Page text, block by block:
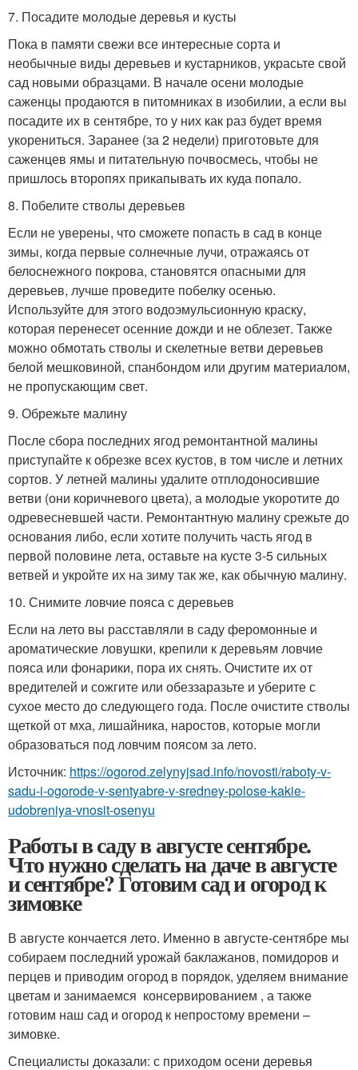
7. Посадите молодые деревья и кусты
Пока в памяти свежи все интересные сорта и
необычные виды деревьев и кустарников, украсьте свой
сад новыми образцами. В начале осени молодые
саженцы продаются в питомниках в изобилии, а если вы
посадите их в сентябре, то у них как раз будет время
укорениться. Заранее (за 2 недели) приготовьте для
саженцев ямы и питательную почвосмесь, чтобы не
пришлось второпях прикапывать их куда попало.
8. Побелите стволы деревьев
Если не уверены, что сможете попасть в сад в конце
зимы, когда первые солнечные лучи, отражаясь от
белоснежного покрова, становятся опасными для
деревьев, лучше проведите побелку осенью.
Используйте для этого водоэмульсионную краску,
которая перенесет осенние дожди и не облезет. Также
можно обмотать стволы и скелетные ветви деревьев
белой мешковиной, спанбондом или другим материалом,
не пропускающим свет.
9. Обрежьте малину
После сбора последних ягод ремонтантной малины
приступайте к обрезке всех кустов, в том числе и летних
сортов. У летней малины удалите отплодоносившие
ветви (они коричневого цвета), а молодые укоротите до
одревесневшей части. Ремонтантную малину срежьте до
основания либо, если хотите получить часть ягод в
первой половине лета, оставьте на кусте 3-5 сильных
ветвей и укройте их на зиму так же, как обычную малину.
10. Снимите ловчие пояса с деревьев
Если на лето вы расставляли в саду феромонные и
ароматические ловушки, крепили к деревьям ловчие
пояса или фонарики, пора их снять. Очистите их от
вредителей и сожгите или обеззаразьте и уберите с
сухое место до следующего года. После очистите стволы
щеткой от мха, лишайника, наростов, которые могли
образоваться под ловчим поясом за лето.
Источник: https://ogorod.zelynyjsad.info/novosti/raboty-v-
sadu-i-ogorode-v-sentyabre-v-sredney-polose-kakie-
udobreniya-vnosit-osenyu
Работы в саду в августе сентябре.
Что нужно сделать на даче в августе
и сентябре? Готовим сад и огород к
зимовке
В августе кончается лето. Именно в августе-сентябре мы
собираем последний урожай баклажанов, помидоров и
перцев и приводим огород в порядок, уделяем внимание
цветам и занимаемся консервированием , а также
готовим наш сад и огород к непростому времени –
зимовке.
Специалисты доказали: с приходом осени деревья